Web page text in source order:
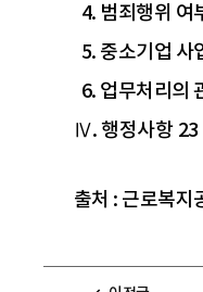
4. 범죄행위 여
5. 중소기업 사
6. 업무처리의
Ⅳ. 행정사항 23
출처 : 근로복지